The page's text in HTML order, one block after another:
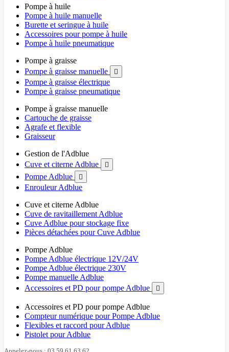
Pompe à huile
Pompe à huile manuelle
Burette et seringue à huile
Accessoires pour pompe à huile
Pompe à huile pneumatique
Pompe à graisse
Pompe à graisse manuelle

Pompe à graisse électrique
Pompe à graisse pneumatique
Pompe à graisse manuelle
Cartouche de graisse
Agrafe et flexible
Graisseur
Gestion de l'Adblue
Cuve et citerne Adblue

Pompe Adblue 
Enrouleur Adblue
Cuve et citerne Adblue
Cuve de ravitaillement Adblue
Cuve Adblue pour stockage fixe
Pièces détachées pour Cuve Adblue
Pompe Adblue
Pompe Adblue électrique 12V/24V
Pompe Adblue électrique 230V
Pompe manuelle Adblue
Accessoires et PD pour pompe Adblue

Accessoires et PD pour pompe Adblue
Compteur numérique pour Pompe Adblue
Flexibles et raccord pour Adblue
Pistolet pour Adblue